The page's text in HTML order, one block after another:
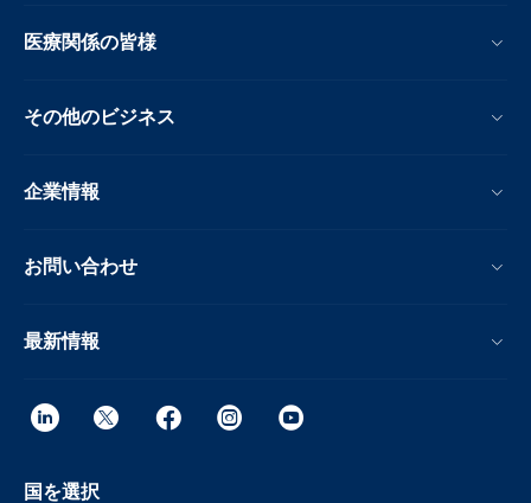
医療関係の皆様
その他のビジネス
企業情報
お問い合わせ
最新情報
国を選択